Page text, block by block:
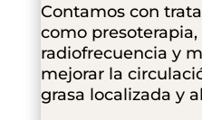
Contamos con
como
radiofrecuencia y
mejorar la
grasa localizada y